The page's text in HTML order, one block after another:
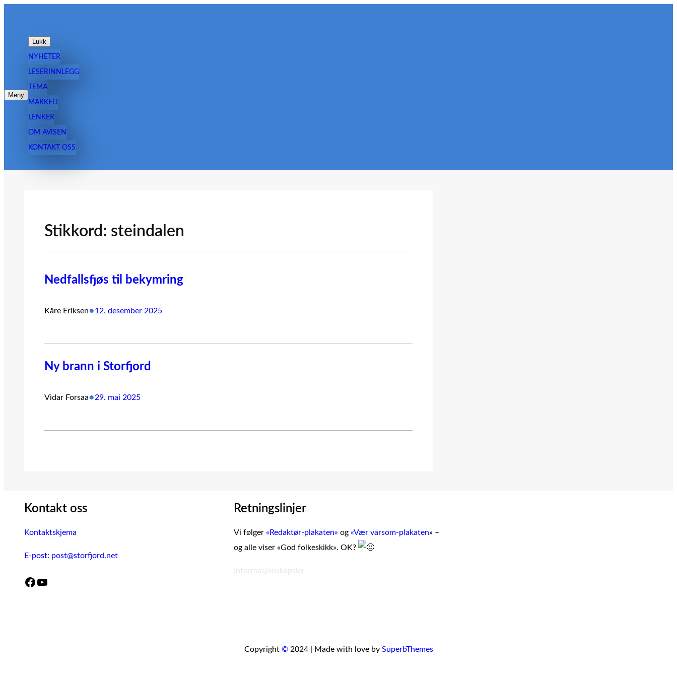
innhold
Meny
Lukk
NYHETER
LESERINNLEGG
TEMA
MARKED
LENKER
OM AVISEN
KONTAKT OSS
Stikkord: steindalen
Nedfallsfjøs til bekymring
Kåre Eriksen•12. desember 2025
Ny brann i Storfjord
Vidar Forsaa•29. mai 2025
Kontakt oss
Kontaktskjema
E-post: post@storfjord.net
Facebook YouTube
Retningslinjer
Vi følger «Redaktør-plakaten» og «Vær varsom-plakaten» –
og alle viser «God folkeskikk». OK?
Informasjonskapsler
Copyright ©2024 | Made with love by SuperbThemes